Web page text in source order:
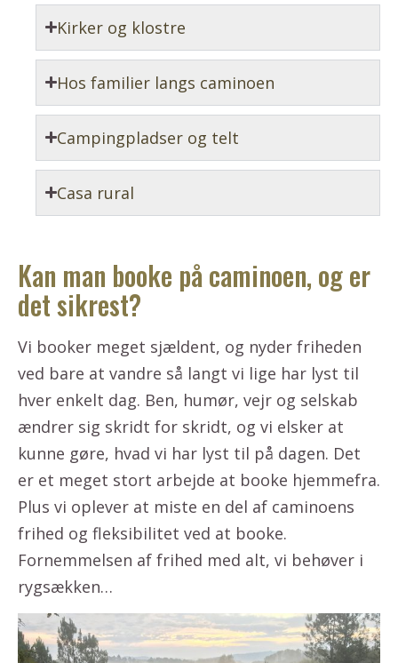
Kirker og klostre
Hos familier langs caminoen
Campingpladser og telt
Casa rural
Kan man booke på caminoen, og er
det sikrest?
Vi booker meget sjældent, og nyder friheden
ved bare at vandre så langt vi lige har lyst til
hver enkelt dag. Ben, humør, vejr og selskab
ændrer sig skridt for skridt, og vi elsker at
kunne gøre, hvad vi har lyst til på dagen. Det
er et meget stort arbejde at booke hjemmefra.
Plus vi oplever at miste en del af caminoens
frihed og fleksibilitet ved at booke.
Fornemmelsen af frihed med alt, vi behøver i
rygsækken…